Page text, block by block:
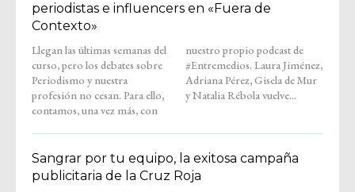
periodistas e influencers en «Fuera de
Contexto»
Llegan las últimas semanas del
curso, pero los debates sobre
Periodismo y nuestra
profesión no cesan. Para ello,
contamos, una vez más, con
nuestro propio podcast de
#Entremedios. Laura Jiménez,
Adriana Pérez, Gisela de Mur
y Natalia Rébola vuelve...
Sangrar por tu equipo, la exitosa campaña
publicitaria de la Cruz Roja